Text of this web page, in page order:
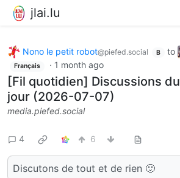
jlai.lu
Nono le petit robot@piefed.social B to
Français · 1 month ago
[Fil quotidien] Discussions du
jour (2026-07-07)
media.piefed.social
4 6
Discutons de tout et de rien 🙂